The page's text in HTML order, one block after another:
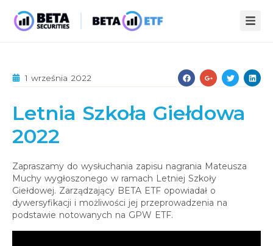
INFOPACK
O NAS
PUBLIKACJE
KONTAKT
1 września 2022
Letnia Szkoła Giełdowa
2022
Zapraszamy do wysłuchania zapisu nagrania Mateusza
Muchy wygłoszonego w ramach Letniej Szkoły
Giełdowej. Zarządzający BETA ETF opowiadał o
dywersyfikacji i możliwości jej przeprowadzenia na
podstawie notowanych na GPW ETF.